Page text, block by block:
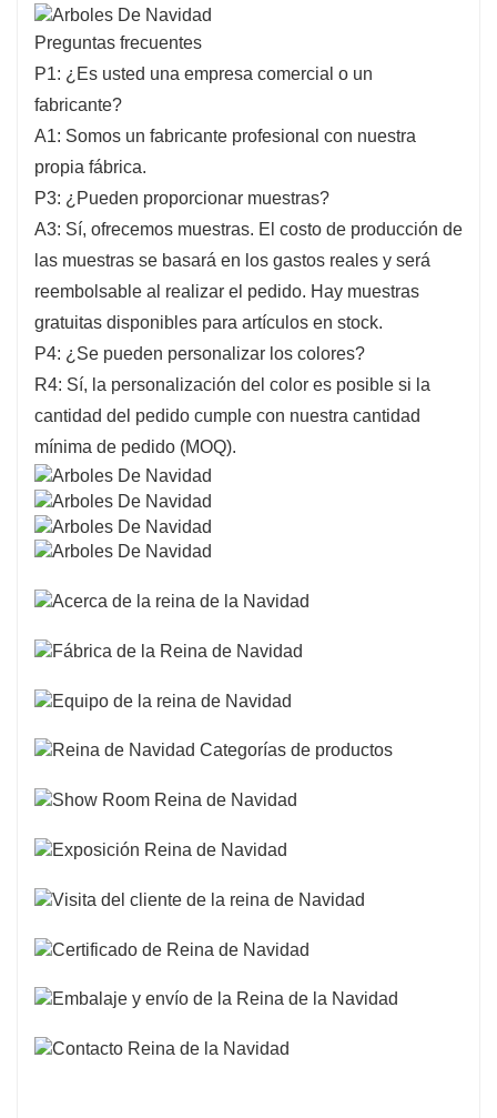
Preguntas frecuentes
P1: ¿Es usted una empresa comercial o un
fabricante?
A1: Somos un fabricante profesional con nuestra
propia fábrica.
P3: ¿Pueden proporcionar muestras?
A3: Sí, ofrecemos muestras. El costo de producción de
las muestras se basará en los gastos reales y será
reembolsable al realizar el pedido. Hay muestras
gratuitas disponibles para artículos en stock.
P4: ¿Se pueden personalizar los colores?
R4: Sí, la personalización del color es posible si la
cantidad del pedido cumple con nuestra cantidad
mínima de pedido (MOQ).